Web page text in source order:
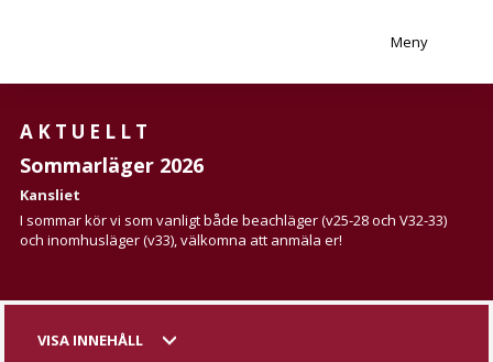
Meny
AKTUELLT
Sommarläger 2026
Kansliet
I sommar kör vi som vanligt både beachläger (v25-28 och V32-33)
och inomhusläger (v33), välkomna att anmäla er!
VISA INNEHÅLL